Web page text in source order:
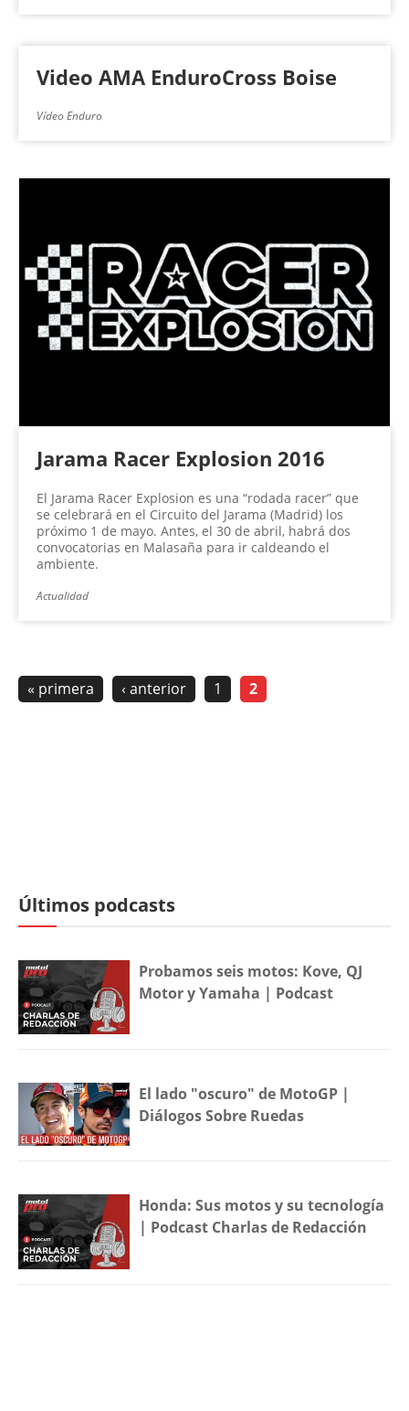
Video AMA EnduroCross Boise
Vídeo Enduro
Jarama Racer Explosion 2016
El Jarama Racer Explosion es una “rodada racer” que
se celebrará en el Circuito del Jarama (Madrid) los
próximo 1 de mayo. Antes, el 30 de abril, habrá dos
convocatorias en Malasaña para ir caldeando el
ambiente.
Actualidad
« primera ‹ anterior 1 2
Últimos podcasts
Probamos seis motos: Kove, QJ
Motor y Yamaha | Podcast
El lado "oscuro" de MotoGP |
Diálogos Sobre Ruedas
Honda: Sus motos y su tecnología
| Podcast Charlas de Redacción